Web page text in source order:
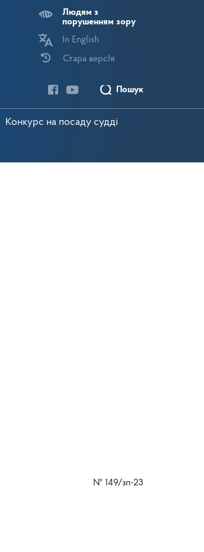
Людям з
порушенням зору
In English
Стара версІя
Пошук
Конкурс на посаду судді
№ 149/зп-23